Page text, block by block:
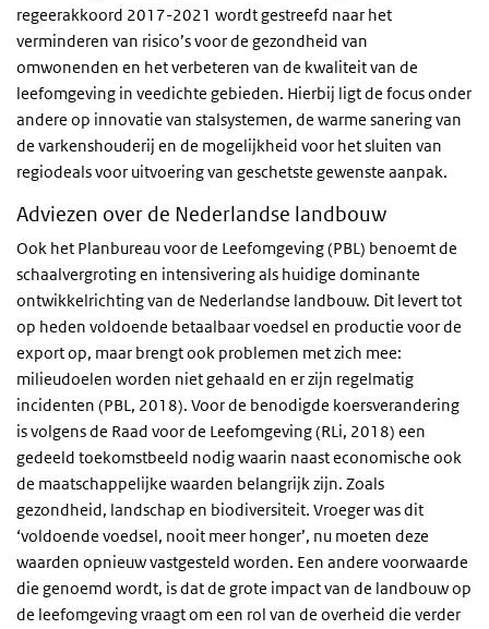
regeerakkoord 2017-2021 wordt gestreefd naar het
verminderen van risico’s voor de gezondheid van
omwonenden en het verbeteren van de kwaliteit van de
leefomgeving in veedichte gebieden. Hierbij ligt de focus onder
andere op innovatie van stalsystemen, de warme sanering van
de varkenshouderij en de mogelijkheid voor het sluiten van
regiodeals voor uitvoering van geschetste gewenste aanpak.
Adviezen over de Nederlandse landbouw
Ook het Planbureau voor de Leefomgeving (PBL) benoemt de
schaalvergroting en intensivering als huidige dominante
ontwikkelrichting van de Nederlandse landbouw. Dit levert tot
op heden voldoende betaalbaar voedsel en productie voor de
export op, maar brengt ook problemen met zich mee:
milieudoelen worden niet gehaald en er zijn regelmatig
incidenten (PBL, 2018). Voor de benodigde koersverandering
is volgens de Raad voor de Leefomgeving (RLi, 2018) een
gedeeld toekomstbeeld nodig waarin naast economische ook
de maatschappelijke waarden belangrijk zijn. Zoals
gezondheid, landschap en biodiversiteit. Vroeger was dit
‘voldoende voedsel, nooit meer honger’, nu moeten deze
waarden opnieuw vastgesteld worden. Een andere voorwaarde
die genoemd wordt, is dat de grote impact van de landbouw op
de leefomgeving vraagt om een rol van de overheid die verder